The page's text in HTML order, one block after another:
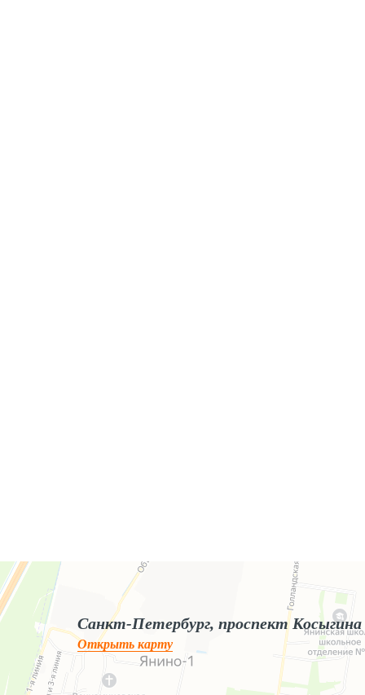
Яндекс.Карты
Яндекс.Карты — поиск мест и адресов, городской транспорт
Санкт-Петербург, проспект Косыгина
Открыть карту